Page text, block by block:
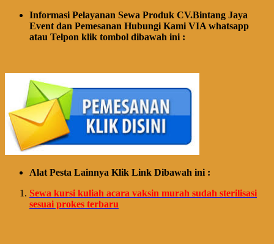
Informasi Pelayanan Sewa Produk CV.Bintang Jaya
Event dan Pemesanan Hubungi Kami VIA whatsapp
atau Telpon klik tombol dibawah ini :
Alat Pesta Lainnya Klik Link Dibawah ini :
Sewa kursi kuliah acara vaksin murah sudah sterilisasi
sesuai prokes terbaru